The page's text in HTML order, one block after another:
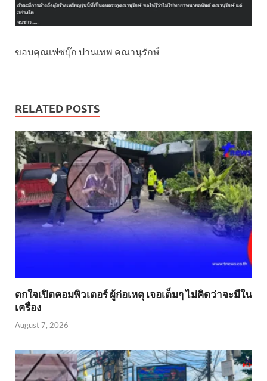
ขอบคุณเฟซบุ๊ก ปานเทพ คณานุรักษ์
RELATED POSTS
ตกใจเปิดคอมพิวเตอร์ ผู้ก่อเหตุ เจอเต็มๆ ไม่คิดว่าจะมีใน
เครื่อง
August 7, 2026